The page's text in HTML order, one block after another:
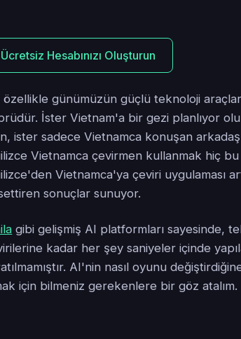
Ücretsiz Hesabınızı Oluşturun
özellikle günümüzün güçlü teknoloji
İster Vietnam'a bir gezi planlıyor
ister sadece Vietnamca konuşan
Vietnamca çevirmen kullanmak hiç bu
Vietnamca'ya çeviri uygulaması
sonuçlar sunuyor.
gibi gelişmiş AI platformları sayesinde,
kadar her şey saniyeler içinde
AI'nin nasıl oyunu
için bilmeniz gerekenlere bir göz atalım.